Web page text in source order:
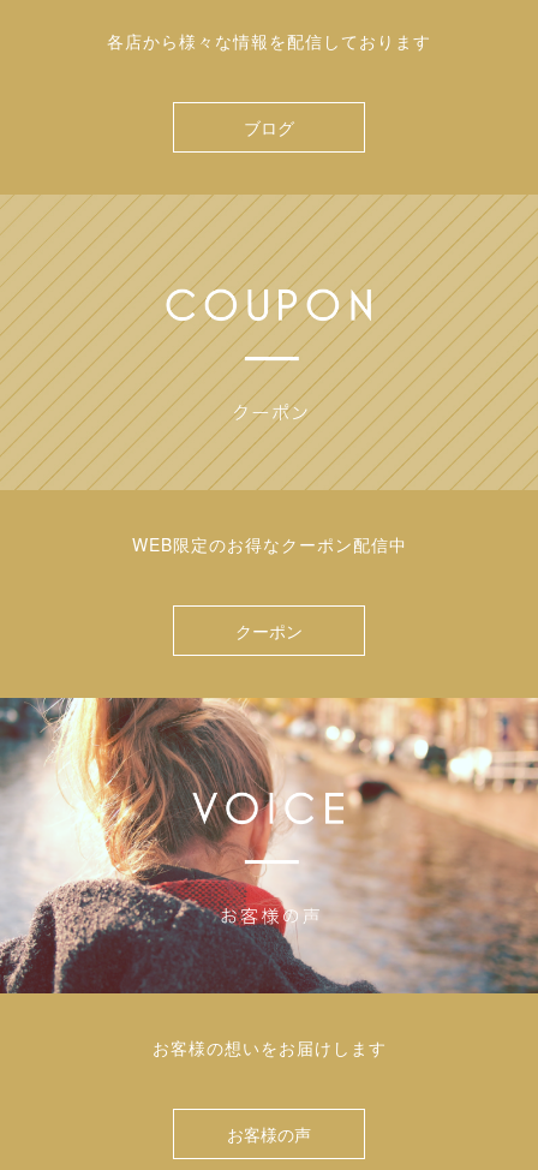
各店から様々な情報を配信しております
ブログ
WEB限定のお得なクーポン配信中
クーポン
お客様の想いをお届けします
お客様の声